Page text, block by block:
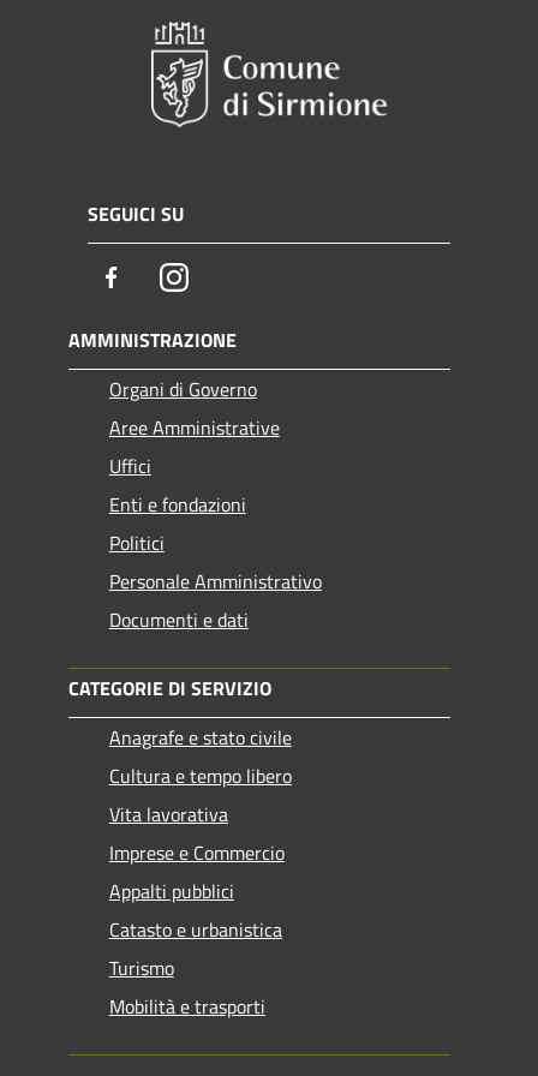
SEGUICI SU
FacebookInstagram
AMMINISTRAZIONE
Organi di Governo
Aree Amministrative
Uffici
Enti e fondazioni
Politici
Personale Amministrativo
Documenti e dati
CATEGORIE DI SERVIZIO
Anagrafe e stato civile
Cultura e tempo libero
Vita lavorativa
Imprese e Commercio
Appalti pubblici
Catasto e urbanistica
Turismo
Mobilità e trasporti